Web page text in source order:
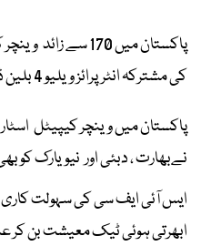
پاکستان میں 170
کی مشترکہ انٹرپرائز ویلیو 4 بلین ڈالر سے زیادہ ہے۔
پاکستان میں وینچر کیپیٹل
نےبھارت ، دبئی اور نیویارک کو
ایس آئی ایف سی کی سہولت
ابھرتی ہوئی ٹیک معیشت بن کر